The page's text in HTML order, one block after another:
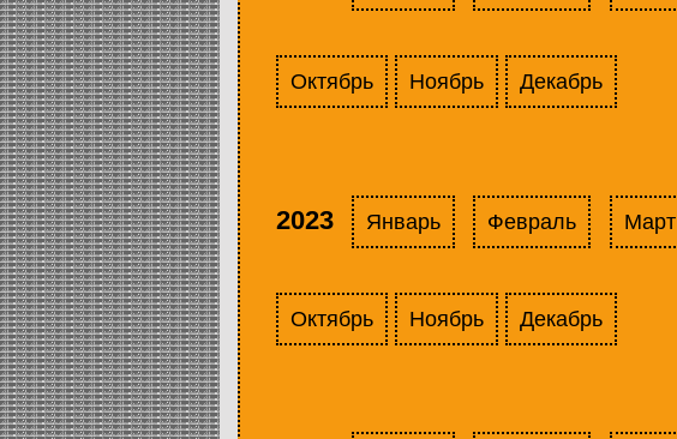
Октябрь Ноябрь Декабрь
2023 Январь Февраль Март
Октябрь Ноябрь Декабрь